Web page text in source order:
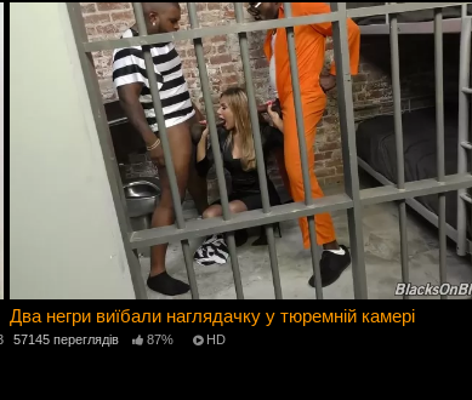
Два негри виїбали наглядачку у тюремній камері
57145 переглядів 87% HD